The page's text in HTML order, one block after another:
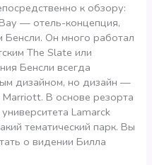
к обзору:
— отель-концепция,
Бенсли. Он много работал
The Slate или
Бенсли всегда
дизайном, но дизайн —
Marriott. В основе резорта
Lamarck
тематический парк. Вы
о видении Билла